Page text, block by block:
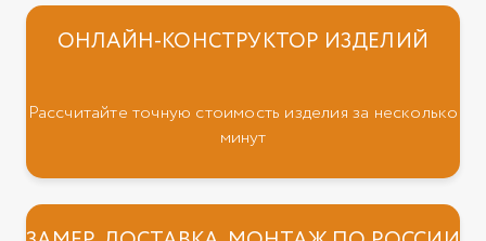
ОНЛАЙН-КОНСТРУКТОР ИЗДЕЛИЙ
Рассчитайте точную стоимость изделия за несколько
минут